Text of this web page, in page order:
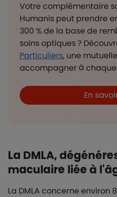
Votre complémentaire
Humanis peut prendre
300 % de la base de
soins optiques ?
Particuliers, une
accompagner à
Boutons et liens En
La DMLA,
maculaire liée à
La DMLA concerne environ